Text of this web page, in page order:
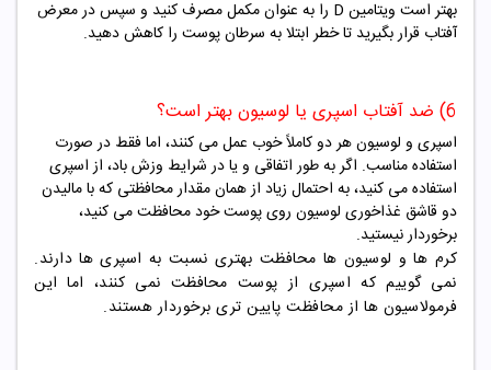
بهتر است ویتامین D را به عنوان مکمل مصرف کنید و سپس در معرض
آفتاب قرار بگیرید تا خطر ابتلا به سرطان پوست را کاهش دهید.
6) ضد آفتاب اسپری یا لوسیون بهتر است؟
اسپری و لوسیون هر دو کاملاً خوب عمل می کنند، اما فقط در صورت
استفاده مناسب. اگر به طور اتفاقی و یا در شرایط وزش باد، از اسپری
استفاده می کنید، به احتمال زیاد از همان مقدار محافظتی که با مالیدن
دو قاشق غذاخوری لوسیون روی پوست خود محافظت می کنید،
برخوردار نیستید.
کرم ها و لوسیون ها محافظت بهتری نسبت به اسپری ها دارند.
نمی گوییم که اسپری از پوست محافظت نمی کنند، اما این
فرمولاسیون ها از محافظت پایین تری برخوردار هستند.